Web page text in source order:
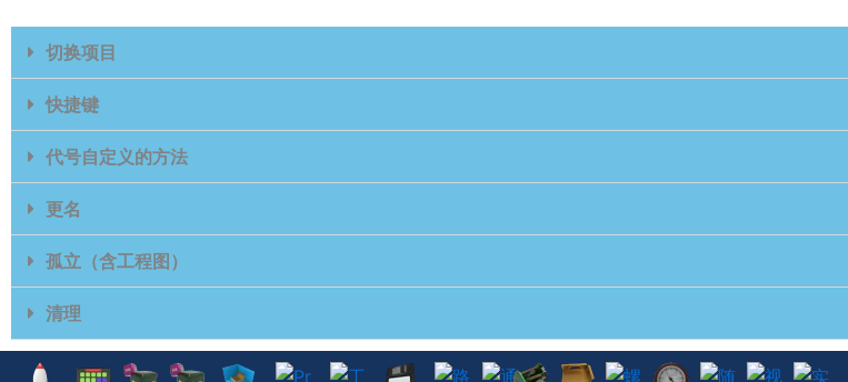
切换项目
快捷键
代号自定义的方法
更名
孤立（含工程图）
清理